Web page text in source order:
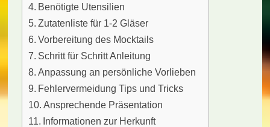
Benötigte Utensilien
Zutatenliste für 1-2 Gläser
Vorbereitung des Mocktails
Schritt für Schritt Anleitung
Anpassung an persönliche Vorlieben
Fehlervermeidung Tips und Tricks
Ansprechende Präsentation
Informationen zur Herkunft